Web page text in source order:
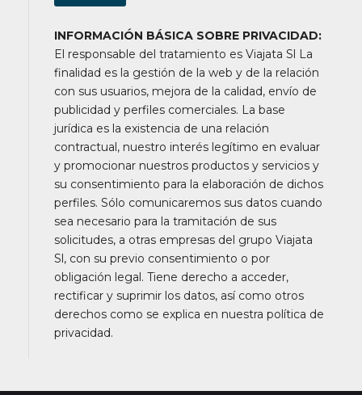
INFORMACIÓN BÁSICA SOBRE PRIVACIDAD:
El responsable del tratamiento es Viajata Sl La
finalidad es la gestión de la web y de la relación
con sus usuarios, mejora de la calidad, envío de
publicidad y perfiles comerciales. La base
jurídica es la existencia de una relación
contractual, nuestro interés legítimo en evaluar
y promocionar nuestros productos y servicios y
su consentimiento para la elaboración de dichos
perfiles. Sólo comunicaremos sus datos cuando
sea necesario para la tramitación de sus
solicitudes, a otras empresas del grupo Viajata
Sl, con su previo consentimiento o por
obligación legal. Tiene derecho a acceder,
rectificar y suprimir los datos, así como otros
derechos como se explica en nuestra política de
privacidad.